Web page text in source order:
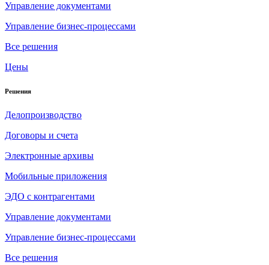
Управление документами
Управление бизнес-процессами
Все решения
Цены
Решения
Делопроизводство
Договоры и счета
Электронные архивы
Мобильные приложения
ЭДО с контрагентами
Управление документами
Управление бизнес-процессами
Все решения